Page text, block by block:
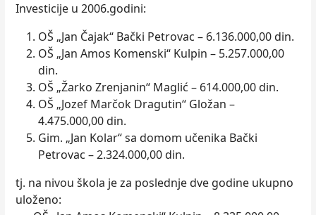
Investicije u 2006.godini:
OŠ „Jan Čajak“ Bački Petrovac – 6.136.000,00 din.
OŠ „Jan Amos Komenski“ Kulpin – 5.257.000,00
din.
OŠ „Žarko Zrenjanin“ Maglić – 614.000,00 din.
OŠ „Jozef Marčok Dragutin“ Gložan –
4.475.000,00 din.
Gim. „Jan Kolar“ sa domom učenika Bački
Petrovac – 2.324.000,00 din.
tj. na nivou škola je za poslednje dve godine ukupno
uloženo: